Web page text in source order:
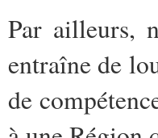
Par ailleurs,
entraîne de
de